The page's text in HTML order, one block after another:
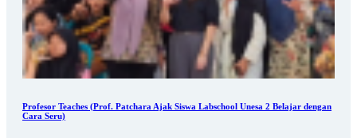
Profesor Teaches (Prof. Patchara Ajak Siswa Labschool Unesa 2 Belajar dengan
Cara Seru)